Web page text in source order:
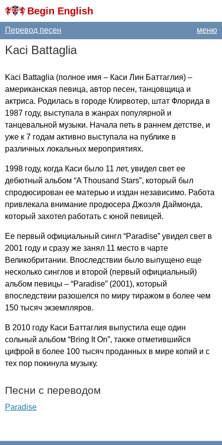
Begin English
меню
Перевод песен
Kaci Battaglia
Kaci Battaglia (полное имя – Каси Лин Баттаглия) –
американская певица, автор песен, танцовщица и
актриса. Родилась в городе Клирвотер, штат Флорида в
1987 году, выступала в жанрах популярной и
танцевальной музыки. Начала петь в раннем детстве, и
уже к 7 годам активно выступала на публике в
различных локальных мероприятиях.
1998 году, когда Каси было 11 лет, увидел свет ее
дебютный альбом “A Thousand Stars”, который был
спродюсирован ее матерью и издан независимо. Работа
привлекала внимание продюсера Джоэля Даймонда,
который захотел работать с юной певицей.
Ее первый официальный сингл “Paradise” увидел свет в
2001 году и сразу же занял 11 место в чарте
Великобритании. Впоследствии было выпущено еще
несколько синглов и второй (первый официальный)
альбом певицы – “Paradise” (2001), который
впоследствии разошелся по миру тиражом в более чем
150 тысяч экземпляров.
В 2010 году Каси Баттаглия выпустила еще один
сольный альбом “Bring It On”, также отметившийся
цифрой в более 100 тысяч проданных в мире копий и с
тех пор покинула музыку.
Песни с переводом
Paradise